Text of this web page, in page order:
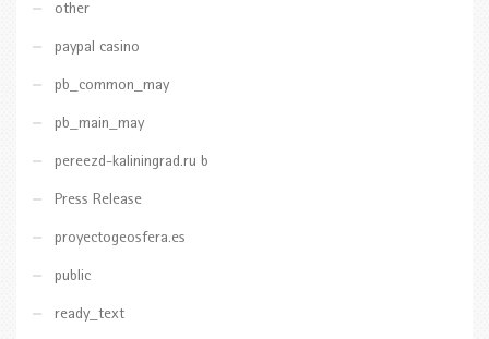
other
paypal casino
pb_common_may
pb_main_may
pereezd-kaliningrad.ru b
Press Release
proyectogeosfera.es
public
ready_text